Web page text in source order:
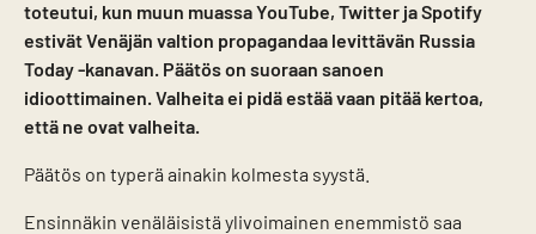
toteutui, kun muun muassa YouTube, Twitter ja Spotify
estivät Venäjän valtion propagandaa levittävän Russia
Today -kanavan. Päätös on suoraan sanoen
idioottimainen. Valheita ei pidä estää vaan pitää kertoa,
että ne ovat valheita.
Päätös on typerä ainakin kolmesta syystä.
Ensinnäkin venäläisistä ylivoimainen enemmistö saa